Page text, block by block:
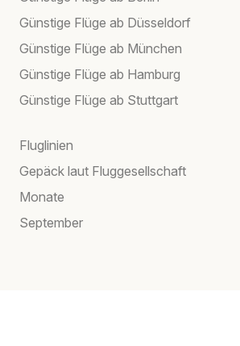
Günstige Flüge ab Düsseldorf
Günstige Flüge ab München
Günstige Flüge ab Hamburg
Günstige Flüge ab Stuttgart
Fluglinien
Gepäck laut Fluggesellschaft
Monate
September